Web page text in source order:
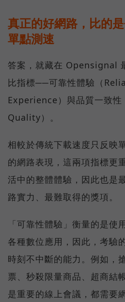
真正的好網路，比的
單點測速
答案，就藏在 Opensignal
比指標──可靠性體驗（
Experience）與品質一致
Quality）。
相較於傳統下載速度只反映
的網路表現，這兩項指標更
活中的整體體驗，因此也是
路實力、最難取得的獎項。
「可靠性體驗」衡量的是使
各種數位應用，因此，考驗
時刻不中斷的能力。例如，
票、秒殺限量商品、超商結
是重要的線上會議，都需要